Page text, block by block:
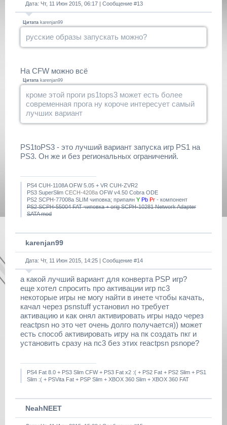
Дата: Чт, 11 Июн 2015, 06:17 | Сообщение #13
Цитата karenjan99
русские образы запускать можно?
На CFW можно всё
Цитата karenjan99
кроме этой проги ps1tops3 может есть более
современная прога ну короче интересует самый
лучших вариант
PS1toPS3 - это лучший вариант запуска игр PS1 на
PS3. Он же и без региональных ограничений.
PS4 CUH-1108A OFW 5.05 + VR CUH-ZVR2
PS3 SuperSlim CECH-4208a OFW v4.50 Cobra ODE
PS2 SCPH-77008a SLIM чиповка; припаян Y Pb Pr - компонент
PS2 SCPH-55004 FAT чиповка + orig SCPH-10281 Network Adapter
SATA mod
karenjan99
Дата: Чт, 11 Июн 2015, 14:25 | Сообщение #14
а какой лучший вариант для конверта PSP игр?
еще хотел спросить про активации игр пс3
некоторые игры не могу найти в инете чтобы качать,
качал через psnstuff установил но требует
активацию и как онял активировать игры надо через
reactpsn но это чет очень долго получается)) может
есть способ активировать игру на пк создать пкг и
установить сразу на пс3 без этих reactpsn psnope?
PS4 Fat 8.0 + PS3 Slim CFW + PS3 Fat x2 :( + PS2 Fat + PS2 Slim + PS1
Slim :( + PSVita Fat + PSP Slim + XBOX 360 Slim + XBOX 360 FAT
NeahNEET